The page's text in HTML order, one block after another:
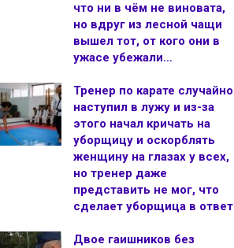
что ни в чём не виновата,
но вдруг из лесной чащи
вышел тот, от кого они в
ужасе убежали…
Тренер по карате случайно
наступил в лужу и из-за
этого начал кричать на
уборщицу и оскорблять
женщину на глазах у всех,
но тренер даже
представить не мог, что
сделает уборщица в ответ
Двое гаишников без